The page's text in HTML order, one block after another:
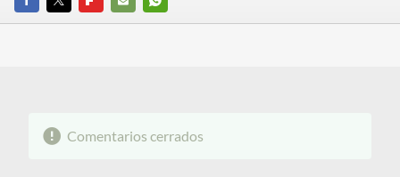
FACEBOOK
TWITTERFLIPBOARD
E-
WHATSAPP
Comentarios cerrados